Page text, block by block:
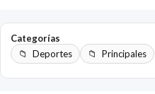
Categorías
Deportes
Principales